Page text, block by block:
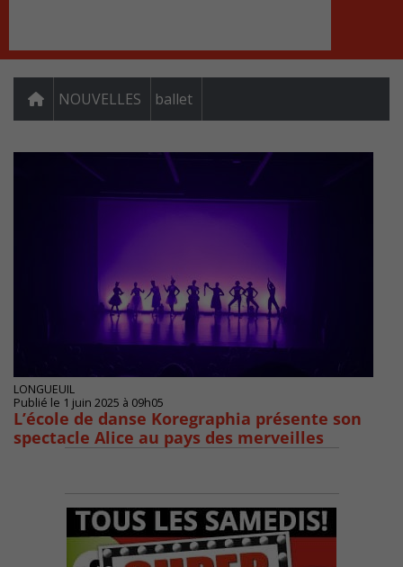
NOUVELLES ballet
LONGUEUIL
Publié le 1 juin 2025 à 09h05
L’école de danse Koregraphia présente son
spectacle Alice au pays des merveilles